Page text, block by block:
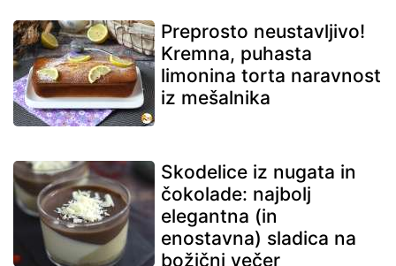
Preprosto neustavljivo!
Kremna, puhasta
limonina torta naravnost
iz mešalnika
Skodelice iz nugata in
čokolade: najbolj
elegantna (in
enostavna) sladica na
božični večer